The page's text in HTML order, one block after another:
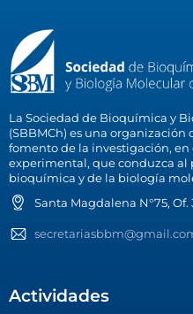
La Sociedad de Bioquímica y
(SBBMCh) es una
fomento de la investigación, en
experimental, que conduzca al
bioquímica y de la biología
Santa Magdalena N°75,
Actividades